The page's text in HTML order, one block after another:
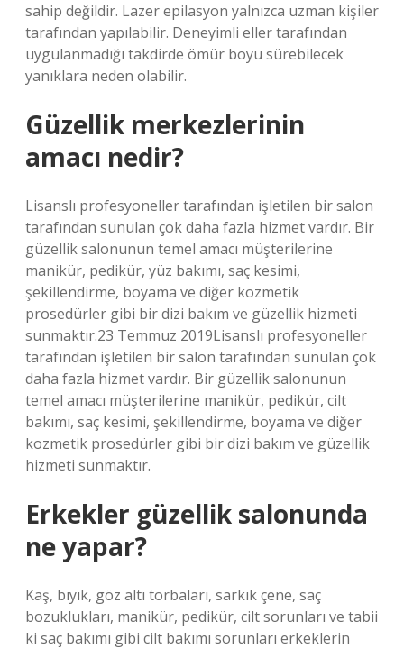
sahip değildir. Lazer epilasyon yalnızca uzman kişiler
tarafından yapılabilir. Deneyimli eller tarafından
uygulanmadığı takdirde ömür boyu sürebilecek
yanıklara neden olabilir.
Güzellik merkezlerinin
amacı nedir?
Lisanslı profesyoneller tarafından işletilen bir salon
tarafından sunulan çok daha fazla hizmet vardır. Bir
güzellik salonunun temel amacı müşterilerine
manikür, pedikür, yüz bakımı, saç kesimi,
şekillendirme, boyama ve diğer kozmetik
prosedürler gibi bir dizi bakım ve güzellik hizmeti
sunmaktır.23 Temmuz 2019Lisanslı profesyoneller
tarafından işletilen bir salon tarafından sunulan çok
daha fazla hizmet vardır. Bir güzellik salonunun
temel amacı müşterilerine manikür, pedikür, cilt
bakımı, saç kesimi, şekillendirme, boyama ve diğer
kozmetik prosedürler gibi bir dizi bakım ve güzellik
hizmeti sunmaktır.
Erkekler güzellik salonunda
ne yapar?
Kaş, bıyık, göz altı torbaları, sarkık çene, saç
bozuklukları, manikür, pedikür, cilt sorunları ve tabii
ki saç bakımı gibi cilt bakımı sorunları erkeklerin